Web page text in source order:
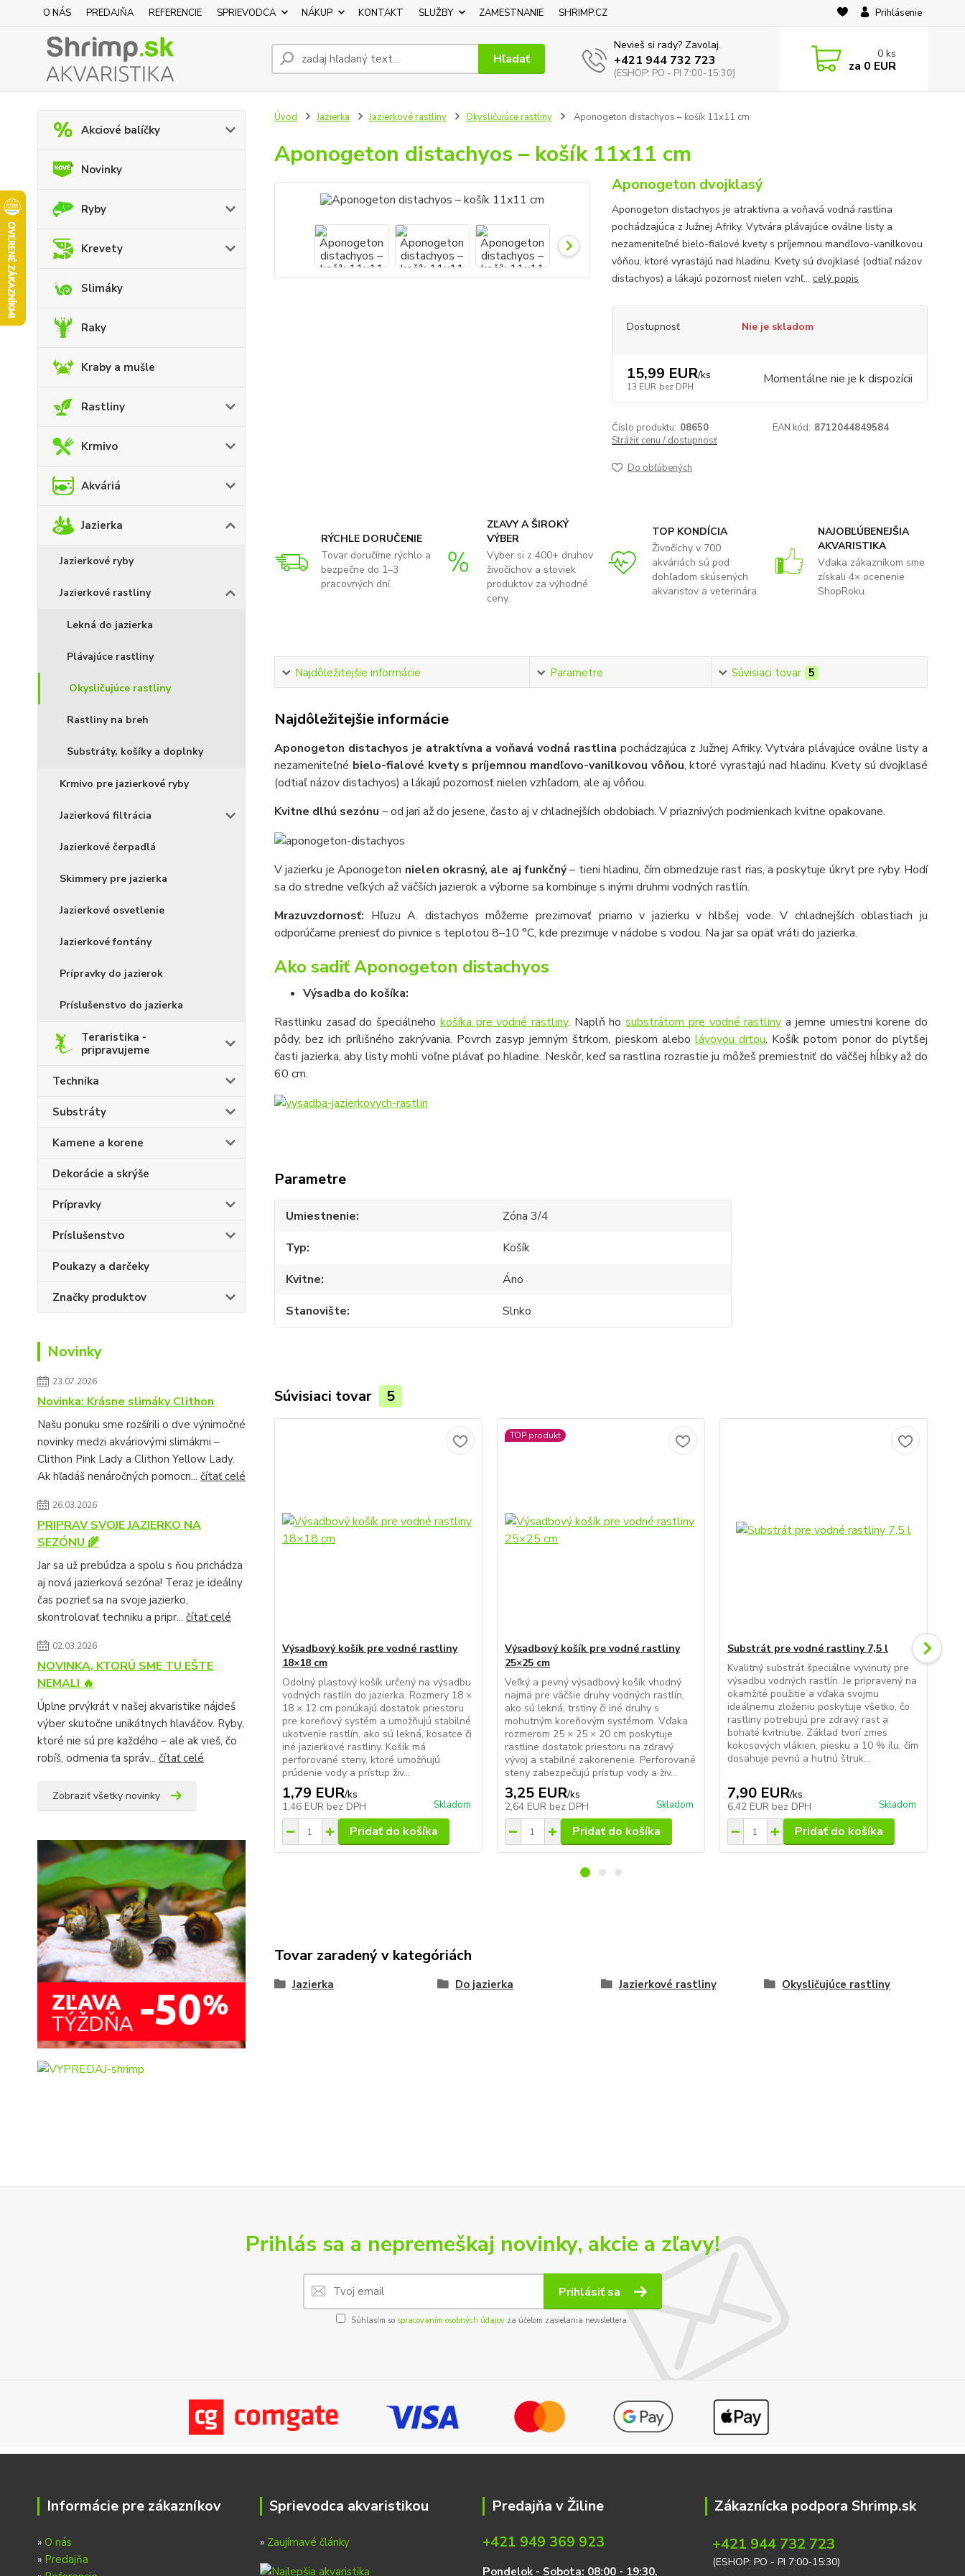
O NÁS PREDAJŇA REFERENCIE SPRIEVODCA NÁKUP KONTAKT SLUŽBY ZAMESTNANIE SHRIMP.CZ Prihlásenie
Hľadať
Nevieš si rady? Zavolaj.
+421 944 732 723
(ESHOP: PO - PI 7:00-15:30)
0 ks
za 0 EUR
Akciové balíčky
Novinky
Ryby
Krevety
Slimáky
Raky
Kraby a mušle
Rastliny
Krmivo
Akváriá
Jazierka
Jazierkové ryby
Jazierkové rastliny
Lekná do jazierka
Plávajúce rastliny
Okysličujúce rastliny
Rastliny na breh
Substráty, košíky a doplnky
Krmivo pre jazierkové ryby
Jazierková filtrácia
Jazierkové čerpadlá
Skimmery pre jazierka
Jazierkové osvetlenie
Jazierkové fontány
Prípravky do jazierok
Príslušenstvo do jazierka
Teraristika -
pripravujeme
Technika
Substráty
Kamene a korene
Dekorácie a skrýše
Prípravky
Príslušenstvo
Poukazy a darčeky
Značky produktov
Novinky
23.07.2026
Novinka: Krásne slimáky Clithon
Našu ponuku sme rozšírili o dve výnimočné
novinky medzi akváriovými slimákmi –
Clithon Pink Lady a Clithon Yellow Lady.
Ak hľadáš nenáročných pomocn... čítať celé
26.03.2026
PRIPRAV SVOJE JAZIERKO NA
SEZÓNU 🌾
Jar sa už prebúdza a spolu s ňou prichádza
aj nová jazierková sezóna! Teraz je ideálny
čas pozrieť sa na svoje jazierko,
skontrolovať techniku a pripr... čítať celé
02.03.2026
NOVINKA, KTORÚ SME TU EŠTE
NEMALI 🔥
Úplne prvýkrát v našej akvaristike nájdeš
výber skutočne unikátnych hlaváčov. Ryby,
ktoré nie sú pre každého – ale ak vieš, čo
robíš, odmenia ťa správ... čítať celé
Zobraziť všetky novinky
Úvod Jazierka Jazierkové rastliny Okysličujúce rastliny Aponogeton distachyos – košík 11x11 cm
Aponogeton distachyos – košík 11x11 cm
Aponogeton dvojklasý
Aponogeton distachyos je atraktívna a voňavá vodná rastlina
pochádzajúca z Južnej Afriky. Vytvára plávajúce oválne listy a
nezameniteľné bielo-fialové kvety s príjemnou mandľovo-vanilkovou
vôňou, ktoré vyrastajú nad hladinu. Kvety sú dvojklasé (odtiaľ názov
distachyos) a lákajú pozornosť nielen vzhľ... celý popis
Dostupnosť Nie je skladom
15,99 EUR/ks
13 EUR bez DPH Momentálne nie je k dispozícii
Číslo produktu: 08650 EAN kód: 8712044849584
Strážiť cenu / dostupnosť
Do obľúbených
RÝCHLE DORUČENIE
Tovar doručíme rýchlo a
bezpečne do 1–3
pracovných dní.
ZĽAVY A ŠIROKÝ
VÝBER
Vyber si z 400+ druhov
živočíchov a stoviek
produktov za výhodné
ceny.
TOP KONDÍCIA
Živočíchy v 700
akváriách sú pod
dohľadom skúsených
akvaristov a veterinára.
NAJOBĽÚBENEJŠIA
AKVARISTIKA
Vďaka zákazníkom sme
získali 4× ocenenie
ShopRoku.
Najdôležitejšie informácie Parametre Súvisiaci tovar 5
Najdôležitejšie informácie
Aponogeton distachyos je atraktívna a voňavá vodná rastlina pochádzajúca z Južnej Afriky. Vytvára plávajúce oválne listy a
nezameniteľné bielo-fialové kvety s príjemnou mandľovo-vanilkovou vôňou, ktoré vyrastajú nad hladinu. Kvety sú dvojklasé
(odtiaľ názov distachyos) a lákajú pozornosť nielen vzhľadom, ale aj vôňou.
Kvitne dlhú sezónu – od jari až do jesene, často aj v chladnejších obdobiach. V priaznivých podmienkach kvitne opakovane.
V jazierku je Aponogeton nielen okrasný, ale aj funkčný– tieni hladinu, čím obmedzuje rast rias, a poskytuje úkryt pre ryby. Hodí
sa do stredne veľkých až väčších jazierok a výborne sa kombinuje s inými druhmi vodných rastlín.
Mrazuvzdornosť: Hľuzu A. distachyos môžeme prezimovať priamo v jazierku v hlbšej vode. V chladnejších oblastiach ju
odporúčame preniesť do pivnice s teplotou 8–10 °C, kde prezimuje v nádobe s vodou. Na jar sa opäť vráti do jazierka.
Ako sadiť Aponogeton distachyos
Výsadba do košíka:
Rastlinku zasaď do špeciálneho košíka pre vodné rastliny. Naplň hosubstrátom pre vodné rastliny a jemne umiestni korene do
pôdy, bez ich prílišného zakrývania. Povrch zasyp jemným štrkom, pieskom alebo lávovou drťou. Košík potom ponor do plytšej
časti jazierka, aby listy mohli voľne plávať po hladine. Neskôr, keď sa rastlina rozrastie ju môžeš premiestniť do väčšej hĺbky až do
60 cm.
Parametre
Umiestnenie
Zóna 3/4
Typ
Košík
Kvitne
Áno
Stanovište
Slnko
Súvisiaci tovar 5
Výsadbový košík pre vodné rastliny
18×18 cm
Odolný plastový košík určený na výsadbu
vodných rastlín do jazierka. Rozmery 18 ×
18 × 12 cm ponúkajú dostatok priestoru
pre koreňový systém a umožňujú stabilné
ukotvenie rastlín, ako sú lekná, kosatce či
iné jazierkové rastliny. Košík má
perforované steny, ktoré umožňujú
prúdenie vody a prístup živ...
1,79 EUR/ks
1,46 EUR bez DPH Skladom
Pridať do košíka
TOP produkt
Výsadbový košík pre vodné rastliny
25×25 cm
Veľký a pevný výsadbový košík vhodný
najmä pre väčšie druhy vodných rastlín,
ako sú lekná, trstiny či iné druhy s
mohutným koreňovým systémom. Vďaka
rozmerom 25 × 25 × 20 cm poskytuje
rastline dostatok priestoru na zdravý
vývoj a stabilné zakorenenie. Perforované
steny zabezpečujú prístup vody a živ...
3,25 EUR/ks
2,64 EUR bez DPH Skladom
Pridať do košíka
Substrát pre vodné rastliny 7,5 l
Kvalitný substrát špeciálne vyvinutý pre
výsadbu vodných rastlín. Je pripravený na
okamžité použitie a vďaka svojmu
ideálnemu zloženiu poskytuje všetko, čo
rastliny potrebujú pre zdravý rast a
bohaté kvitnutie. Základ tvorí zmes
kokosových vlákien, piesku a 10 % ílu, čím
dosahuje pevnú a hutnú štruk...
7,90 EUR/ks
6,42 EUR bez DPH Skladom
Pridať do košíka
Tovar zaradený v kategóriách
Jazierka Do jazierka Jazierkové rastliny Okysličujúce rastliny
Prihlás sa a nepremeškaj novinky, akcie a zľavy!
Prihlásiť sa
Súhlasím so spracovaním osobných údajov za účelom zasielania newslettera.
Informácie pre zákazníkov
» O nás
» Predajňa
Sprievodca akvaristikou
» Zaujímavé články
Predajňa v Žiline
+421 949 369 923
Pondelok - Sobota: 08:00 - 19:30,
Zákaznícka podpora Shrimp.sk
+421 944 732 723
(ESHOP: PO - PI 7:00-15:30)